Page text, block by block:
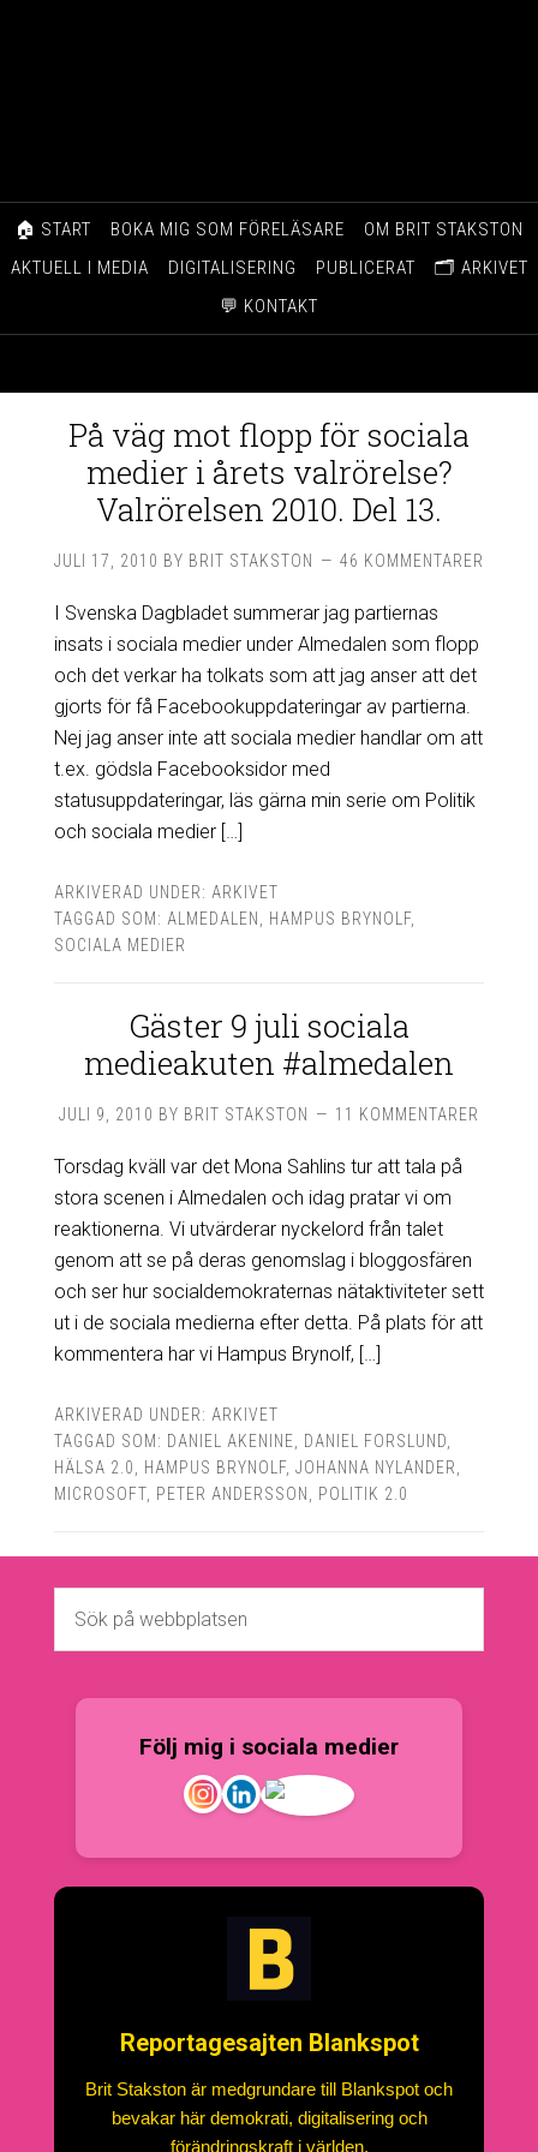
🏠 START BOKA MIG SOM FÖRELÄSARE
OM BRIT STAKSTON
AKTUELL I MEDIA
DIGITALISERING PUBLICERAT
🗂️ ARKIVET
💬 KONTAKT
På väg mot flopp för sociala
medier i årets valrörelse?
Valrörelsen 2010. Del 13.
JULI 17, 2010 BY BRIT STAKSTON 46 KOMMENTARER
I Svenska Dagbladet summerar jag partiernas
insats i sociala medier under Almedalen som flopp
och det verkar ha tolkats som att jag anser att det
gjorts för få Facebookuppdateringar av partierna.
Nej jag anser inte att sociala medier handlar om att
t.ex. gödsla Facebooksidor med
statusuppdateringar, läs gärna min serie om Politik
och sociala medier […]
ARKIVERAD UNDER: ARKIVET
TAGGAD SOM: ALMEDALEN HAMPUS BRYNOLF,
SOCIALA MEDIER
Gäster 9 juli sociala
medieakuten #almedalen
JULI 9, 2010 BY BRIT STAKSTON 11 KOMMENTARER
Torsdag kväll var det Mona Sahlins tur att tala på
stora scenen i Almedalen och idag pratar vi om
reaktionerna. Vi utvärderar nyckelord från talet
genom att se på deras genomslag i bloggosfären
och ser hur socialdemokraternas nätaktiviteter sett
ut i de sociala medierna efter detta. På plats för att
kommentera har vi Hampus Brynolf, […]
ARKIVERAD UNDER: ARKIVET
TAGGAD SOM: DANIEL AKENINE DANIEL FORSLUND
HÄLSA 2.0
HAMPUS BRYNOLF, JOHANNA NYLANDER
MICROSOFT, PETER ANDERSSON POLITIK 2.0
Följ mig i sociala medier
Reportagesajten Blankspot
Brit Stakston är medgrundare till Blankspot och
bevakar här demokrati, digitalisering och
förändringskraft i världen.